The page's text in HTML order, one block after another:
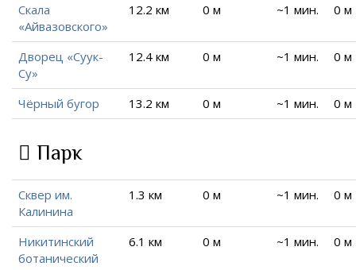
Скала
«Айвазовского»
12.2 км 0 м ~1 мин. 0 м
Дворец «Суук-
Су»
12.4 км 0 м ~1 мин. 0 м
Чёрный бугор 13.2 км 0 м ~1 мин. 0 м
Парк
Сквер им.
Калинина
1.3 км 0 м ~1 мин. 0 м
Никитинский
ботанический
6.1 км 0 м ~1 мин. 0 м